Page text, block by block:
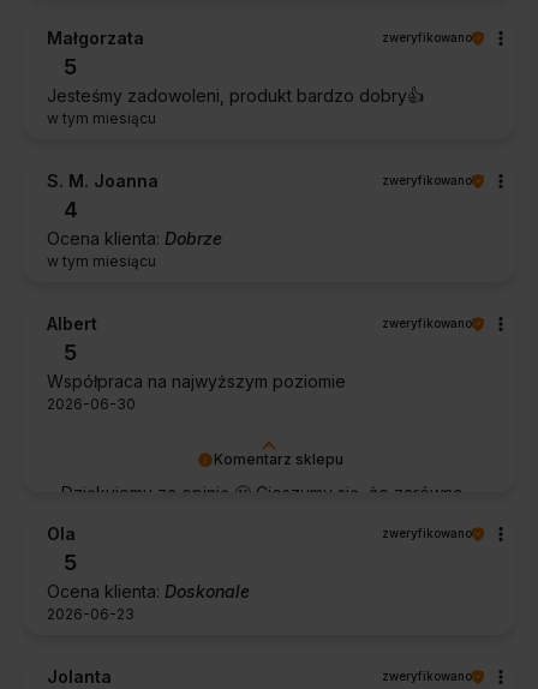
Małgorzata zweryfikowano
5
Jesteśmy zadowoleni, produkt bardzo dobry👍️
w tym miesiącu
S. M. Joanna zweryfikowano
4
Ocena klienta: Dobrze
w tym miesiącu
Komentarz sklepu
Dziękujemy za opinię 🙂 Cieszymy się, że zarówno
Dziękujemy za zaufanie.
Albert zweryfikowano
5
Współpraca na najwyższym poziomie
2026-06-30
Ola zweryfikowano
5
Ocena klienta: Doskonale
2026-06-23
Jolanta zweryfikowano